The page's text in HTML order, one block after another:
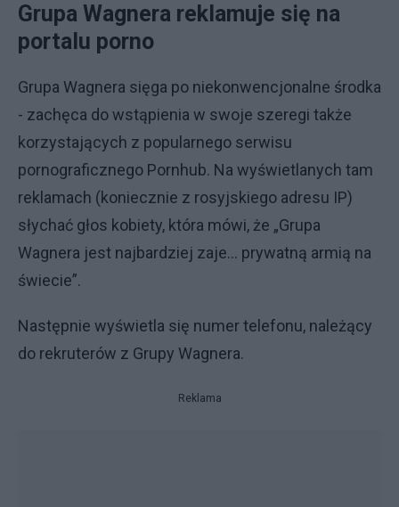
Grupa Wagnera reklamuje się na
portalu porno
Grupa Wagnera sięga po niekonwencjonalne środka
- zachęca do wstąpienia w swoje szeregi także
korzystających z popularnego serwisu
pornograficznego Pornhub. Na wyświetlanych tam
reklamach (koniecznie z rosyjskiego adresu IP)
słychać głos kobiety, która mówi, że „Grupa
Wagnera jest najbardziej zaje... prywatną armią na
świecie”.
Następnie wyświetla się numer telefonu, należący
do rekruterów z Grupy Wagnera.
Reklama